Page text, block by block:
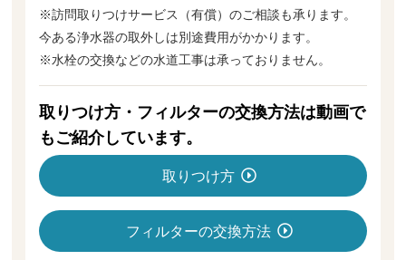
※訪問取りつけサービス（有償）のご相談も承ります。
今ある浄水器の取外しは別途費用がかかります。
※水栓の交換などの水道工事は承っておりません。
取りつけ方・フィルターの交換方法は動画で
もご紹介しています。
取りつけ方
フィルターの交換方法